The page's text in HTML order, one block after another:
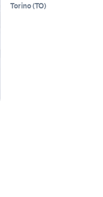
Torino(TO)